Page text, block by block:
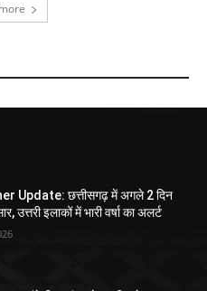
Update: छत्तीसगढ़ में अगले 2 दिन
उत्तरी इलाकों में भारी वर्षा का अलर्ट